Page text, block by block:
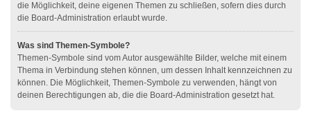
die Möglichkeit, deine eigenen Themen zu schließen, sofern dies durch
die Board-Administration erlaubt wurde.
Was sind Themen-Symbole?
Themen-Symbole sind vom Autor ausgewählte Bilder, welche mit einem
Thema in Verbindung stehen können, um dessen Inhalt kennzeichnen zu
können. Die Möglichkeit, Themen-Symbole zu verwenden, hängt von
deinen Berechtigungen ab, die die Board-Administration gesetzt hat.